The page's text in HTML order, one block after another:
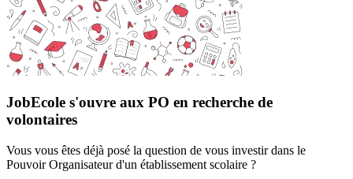
JobEcole s'ouvre aux PO en recherche de
volontaires
Vous vous êtes déjà posé la question de vous investir dans le
Pouvoir Organisateur d'un établissement scolaire ?